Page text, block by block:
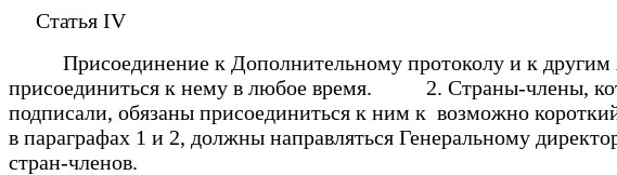
Статья IV
Присоединение к Дополнительному протоколу и к другим
присоединиться к нему в любое время. 2. Страны-члены,
подписали, обязаны присоединиться к ним к возможно
в параграфах 1 и 2, должны направляться Генеральному
стран-членов.